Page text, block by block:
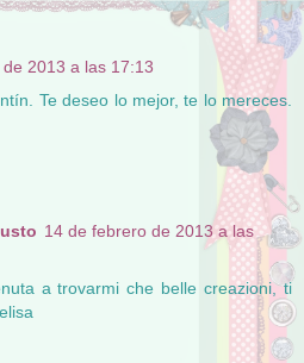
2013 a las 17:13
Te deseo lo mejor, te lo mereces.
14 de febrero de 2013 a las
a trovarmi che belle creazioni, ti